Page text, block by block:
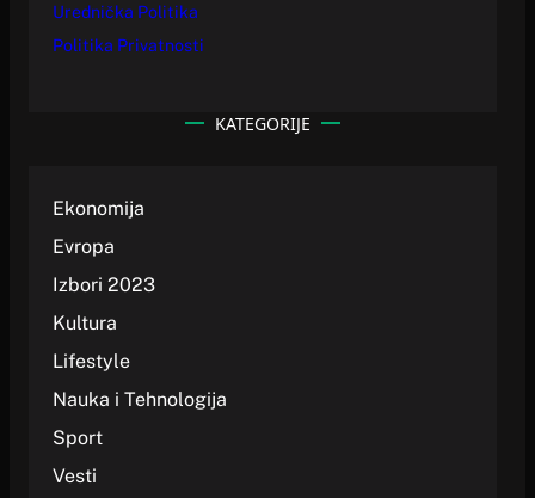
Urednička Politika
Politika Privatnosti
KATEGORIJE
Ekonomija
Evropa
Izbori 2023
Kultura
Lifestyle
Nauka i Tehnologija
Sport
Vesti